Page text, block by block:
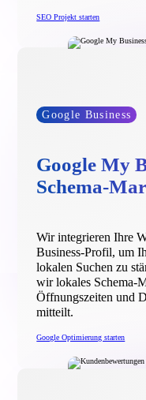
SEO Projekt starten
Google My
Schema-
Google Business
Wir integrieren Ihre
Business-Profil, um
lokalen Suchen zu
wir lokales Schema-
Öffnungszeiten und
mitteilt.
Google Optimierung starten